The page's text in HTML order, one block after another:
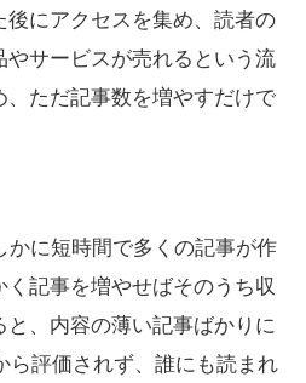
にアクセスを集め、読者の
サービスが売れるという流
ただ記事数を増やすだけで
かに短時間で多くの記事が作
記事を増やせばそのうち収
、内容の薄い記事ばかりに
ら評価されず、誰にも読まれ